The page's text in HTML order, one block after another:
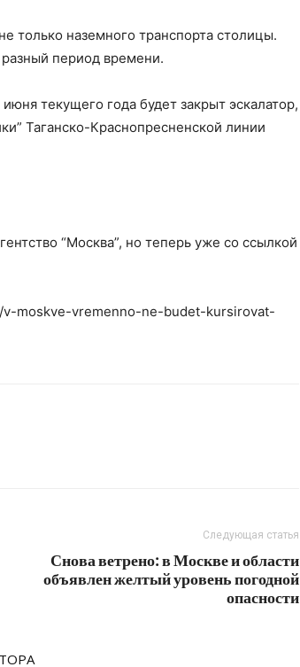
только наземного транспорта столицы.
период времени.
текущего года будет закрыт эскалатор,
Таганско-Краснопресненской линии
“Москва”, но теперь уже со ссылкой
moskve-vremenno-ne-budet-kursirovat-
Следующая статья
Снова ветрено: в Москве и области
объявлен желтый уровень погодной
опасности